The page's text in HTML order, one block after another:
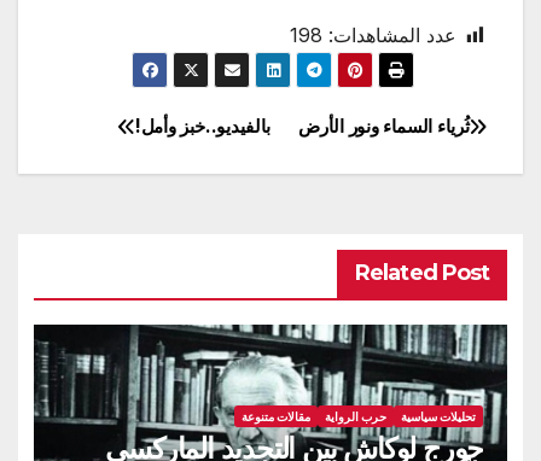
عدد المشاهدات: 198
تصفّح
المقالات
بالفيديو..خبز وأمل! ثُرياء السماء ونور الأرض
Related Post
تحليلات سياسية حرب الرواية مقالات متنوعة
جورج لوكاش بين التجديد الماركسي